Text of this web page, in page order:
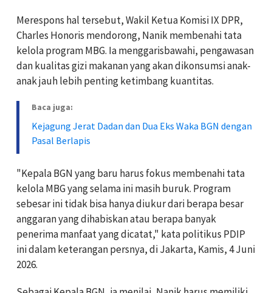
Merespons hal tersebut, Wakil Ketua Komisi IX DPR,
Charles Honoris mendorong, Nanik membenahi tata
kelola program MBG. Ia menggarisbawahi, pengawasan
dan kualitas gizi makanan yang akan dikonsumsi anak-
anak jauh lebih penting ketimbang kuantitas.
Baca juga:
Kejagung Jerat Dadan dan Dua Eks Waka BGN dengan
Pasal Berlapis
"Kepala BGN yang baru harus fokus membenahi tata
kelola MBG yang selama ini masih buruk. Program
sebesar ini tidak bisa hanya diukur dari berapa besar
anggaran yang dihabiskan atau berapa banyak
penerima manfaat yang dicatat," kata politikus PDIP
ini dalam keterangan persnya, di Jakarta, Kamis, 4 Juni
2026.